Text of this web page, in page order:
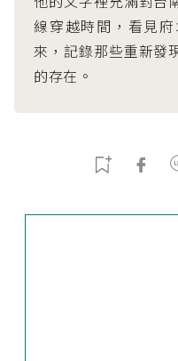
線穿越時間，看見
來，記錄那些重新發
的存在。